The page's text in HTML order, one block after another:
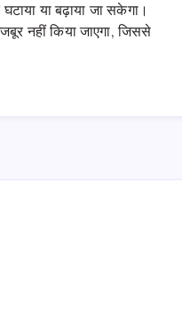
या बढ़ाया जा सकेगा।
नहीं किया जाएगा, जिससे